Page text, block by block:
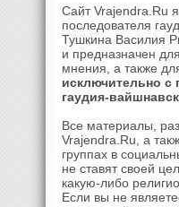
Сайт Vrajendra.Ru
последователя
Тушкина Василия
и предназначен
мнения, а также
исключительно с
гаудия-
Все материалы,
Vrajendra.Ru, а
группах в
не ставят своей
какую-либо
Если вы не